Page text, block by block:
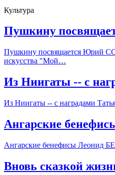
Культура
Пушкину
Пушкину посвящается Юрий
искусства "Мой…
Из Ниигаты -- с
Из Ниигаты -- с наградами
Ангарские
Ангарские бенефисы Леонид
Вновь сказкой